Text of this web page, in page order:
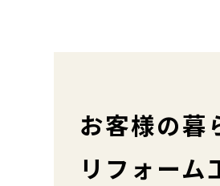
お客様の暮
リフォーム